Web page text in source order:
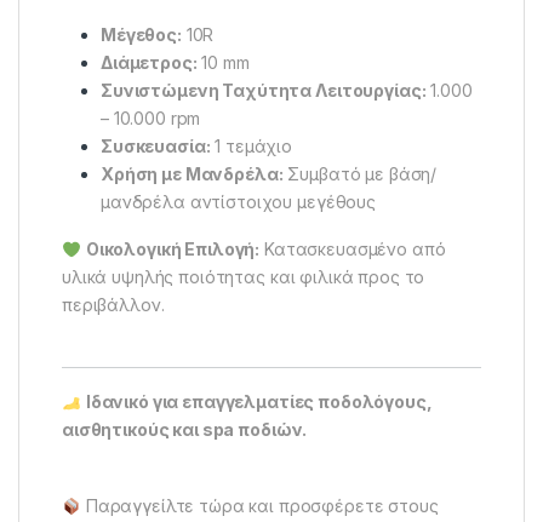
Μέγεθος: 10R
Διάμετρος: 10 mm
Συνιστώμενη Ταχύτητα Λειτουργίας: 1.000
– 10.000 rpm
Συσκευασία: 1 τεμάχιο
Χρήση με Μανδρέλα: Συμβατό με βάση/
μανδρέλα αντίστοιχου μεγέθους
Οικολογική Επιλογή: Κατασκευασμένο από
υλικά υψηλής ποιότητας και φιλικά προς το
περιβάλλον.
Ιδανικό για επαγγελματίες ποδολόγους,
αισθητικούς και spa ποδιών.
Παραγγείλτε τώρα και προσφέρετε στους